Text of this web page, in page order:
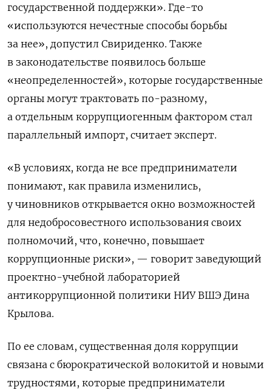
государственной поддержки». Где-то
«используются нечестные способы борьбы
за нее», допустил Свириденко. Также
в законодательстве появилось больше
«неопределенностей», которые государственные
органы могут трактовать по-разному,
а отдельным коррупциогенным фактором стал
параллельный импорт, считает эксперт.
«В условиях, когда не все предприниматели
понимают, как правила изменились,
у чиновников открывается окно возможностей
для недобросовестного использования своих
полномочий, что, конечно, повышает
коррупционные риски», — говорит заведующий
проектно-учебной лабораторией
антикоррупционной политики НИУ ВШЭ Дина
Крылова.
По ее словам, существенная доля коррупции
связана с бюрократической волокитой и новыми
трудностями, которые предприниматели